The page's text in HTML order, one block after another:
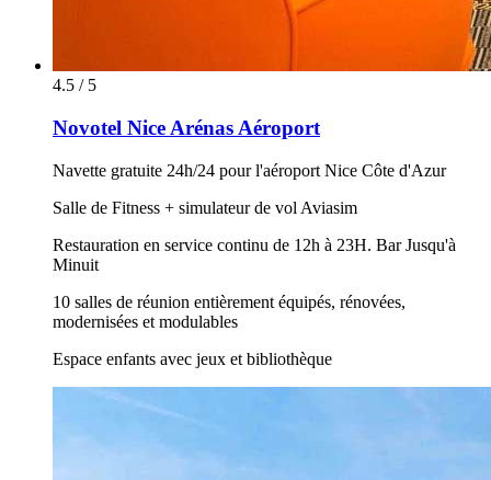
4.5 / 5
Novotel Nice Arénas Aéroport
Navette gratuite 24h/24 pour l'aéroport Nice Côte d'Azur
Salle de Fitness + simulateur de vol Aviasim
Restauration en service continu de 12h à 23H. Bar Jusqu'à
Minuit
10 salles de réunion entièrement équipés, rénovées,
modernisées et modulables
Espace enfants avec jeux et bibliothèque